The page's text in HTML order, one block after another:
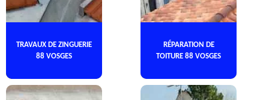
TRAVAUX DE ZINGUERIE
88 VOSGES
RÉPARATION DE
TOITURE 88 VOSGES